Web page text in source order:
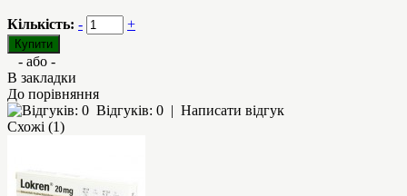
Кількість: - +
- або -
В закладки
До порівняння
Відгуків: 0 | Написати відгук
Схожі (1)